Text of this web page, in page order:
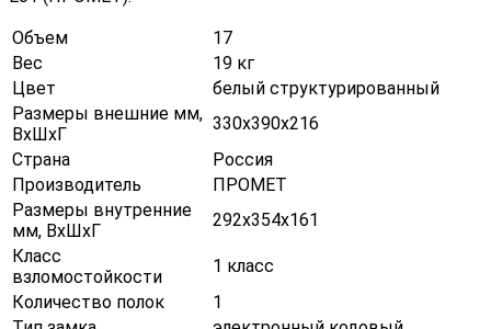
Объем
17
Вес
19 кг
Цвет
белый структурированный
Размеры внешние мм,
ВхШхГ
330х390х216
Страна
Россия
Производитель
ПРОМЕТ
Размеры внутренние
мм, ВхШхГ
292х354х161
Класс
взломостойкости
1 класс
Количество полок
1